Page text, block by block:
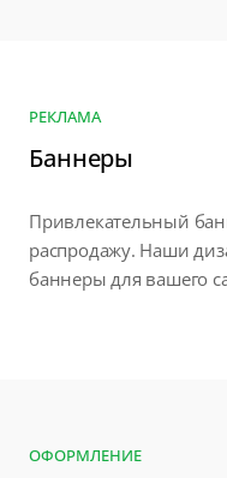
РЕКЛАМА
Баннеры
Привлекательный
распродажу. Наши
баннеры для вашего
ОФОРМЛЕНИЕ